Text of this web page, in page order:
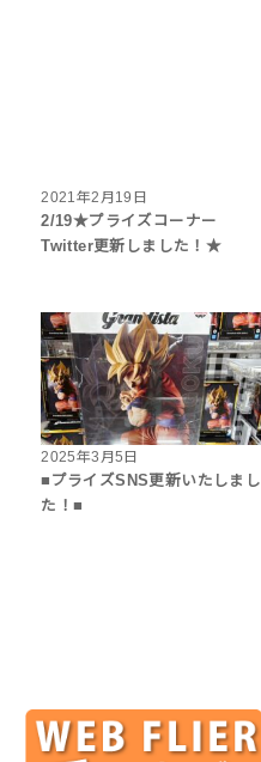
2021年2月19日
2/19★プライズコーナー
Twitter更新しました！★
2025年3月5日
■プライズSNS更新いたしまし
た！■